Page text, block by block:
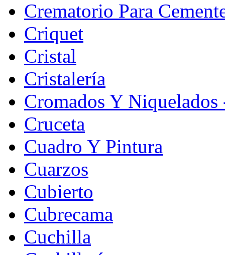
Crematorio Para
Criquet
Cristal
Cristalería
Cromados Y Niquelados
Cruceta
Cuadro Y Pintura
Cuarzos
Cubierto
Cubrecama
Cuchilla